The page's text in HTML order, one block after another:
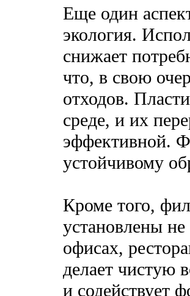
Еще один
экология.
снижает
что, в свою
отходов.
среде, и их
эффективной.
устойчивому
Кроме того,
установлены
офисах,
делает чистую
и содействует